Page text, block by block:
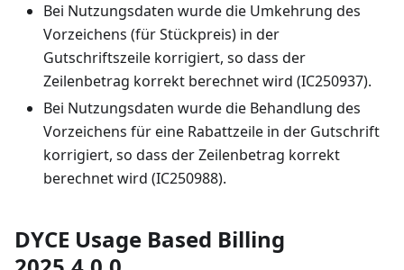
Bei Nutzungsdaten wurde die Umkehrung des
Vorzeichens (für Stückpreis) in der
Gutschriftszeile korrigiert, so dass der
Zeilenbetrag korrekt berechnet wird (IC250937).
Bei Nutzungsdaten wurde die Behandlung des
Vorzeichens für eine Rabattzeile in der Gutschrift
korrigiert, so dass der Zeilenbetrag korrekt
berechnet wird (IC250988).
DYCE Usage Based Billing